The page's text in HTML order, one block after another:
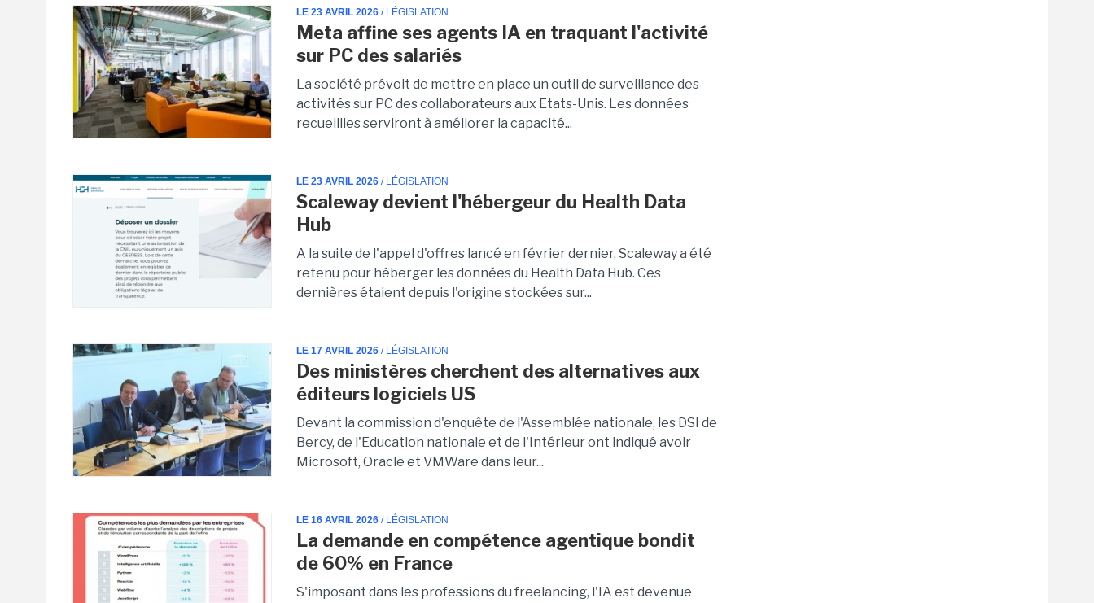
LE 23 AVRIL 2026 / LÉGISLATION
Meta affine ses agents IA en traquant l'activité
sur PC des salariés
La société prévoit de mettre en place un outil de surveillance des
activités sur PC des collaborateurs aux Etats-Unis. Les données
recueillies serviront à améliorer la capacité...
LE 23 AVRIL 2026 / LÉGISLATION
Scaleway devient l'hébergeur du Health Data
Hub
A la suite de l'appel d'offres lancé en février dernier, Scaleway a été
retenu pour héberger les données du Health Data Hub. Ces
dernières étaient depuis l'origine stockées sur...
LE 17 AVRIL 2026 / LÉGISLATION
Des ministères cherchent des alternatives aux
éditeurs logiciels US
Devant la commission d'enquête de l'Assemblée nationale, les DSI de
Bercy, de l'Education nationale et de l'Intérieur ont indiqué avoir
Microsoft, Oracle et VMWare dans leur...
LE 16 AVRIL 2026 / LÉGISLATION
La demande en compétence agentique bondit
de 60% en France
S'imposant dans les professions du freelancing, l'IA est devenue